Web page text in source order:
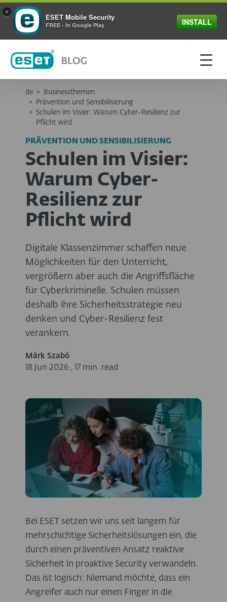
de >
Businessthemen
>
Prävention und Sensibilisierung
> Schulen im Visier: Warum Cyber-Resilienz zur
Pflicht wird
PRÄVENTION UND SENSIBILISIERUNG
Schulen im Visier:
Warum Cyber-
Resilienz zur
Pflicht wird
Digitale Klassenzimmer schaffen neue
Möglichkeiten für den Unterricht,
vergrößern aber auch die Angriffsfläche
für Cyberkriminelle. Schulen müssen
deshalb ihre Sicherheitsstrategie neu
denken und Cyber-Resilienz fest
verankern.
Márk Szabó
18 Jun 2026 , 17 min. read
Bei ESET setzen wir uns seit langem für
mehrschichtige Sicherheitslösungen ein, die
durch einen präventiven Ansatz reaktive
Sicherheit in proaktive Security verwandeln.
Das ist logisch: Niemand möchte, dass ein
Angreifer auch nur einen Finger in die
×
ESET Mobile Security
FREE - In Google Play INSTALL